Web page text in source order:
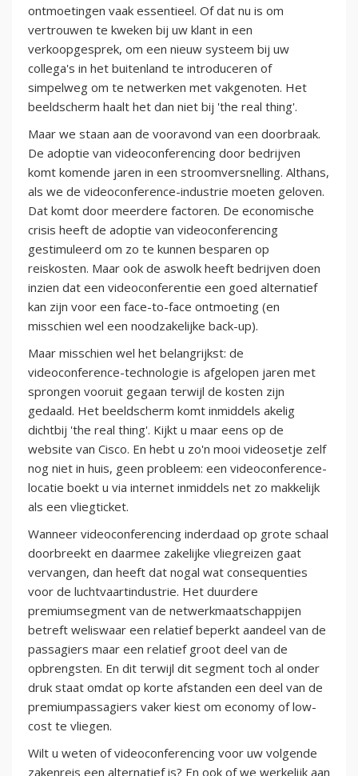
ontmoetingen vaak essentieel. Of dat nu is om
vertrouwen te kweken bij uw klant in een
verkoopgesprek, om een nieuw systeem bij uw
collega's in het buitenland te introduceren of
simpelweg om te netwerken met vakgenoten. Het
beeldscherm haalt het dan niet bij 'the real thing'.
Maar we staan aan de vooravond van een doorbraak.
De adoptie van videoconferencing door bedrijven
komt komende jaren in een stroomversnelling. Althans,
als we de videoconference-industrie moeten geloven.
Dat komt door meerdere factoren. De economische
crisis heeft de adoptie van videoconferencing
gestimuleerd om zo te kunnen besparen op
reiskosten. Maar ook de aswolk heeft bedrijven doen
inzien dat een videoconferentie een goed alternatief
kan zijn voor een face-to-face ontmoeting (en
misschien wel een noodzakelijke back-up).
Maar misschien wel het belangrijkst: de
videoconference-technologie is afgelopen jaren met
sprongen vooruit gegaan terwijl de kosten zijn
gedaald. Het beeldscherm komt inmiddels akelig
dichtbij 'the real thing'. Kijkt u maar eens op de
website van Cisco. En hebt u zo'n mooi videosetje zelf
nog niet in huis, geen probleem: een videoconference-
locatie boekt u via internet inmiddels net zo makkelijk
als een vliegticket.
Wanneer videoconferencing inderdaad op grote schaal
doorbreekt en daarmee zakelijke vliegreizen gaat
vervangen, dan heeft dat nogal wat consequenties
voor de luchtvaartindustrie. Het duurdere
premiumsegment van de netwerkmaatschappijen
betreft weliswaar een relatief beperkt aandeel van de
passagiers maar een relatief groot deel van de
opbrengsten. En dit terwijl dit segment toch al onder
druk staat omdat op korte afstanden een deel van de
premiumpassagiers vaker kiest om economy of low-
cost te vliegen.
Wilt u weten of videoconferencing voor uw volgende
zakenreis een alternatief is? En ook of we werkelijk aan